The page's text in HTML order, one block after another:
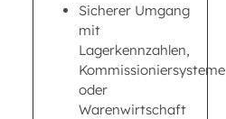
Sicherer Umgang
mit
Lagerkennzahlen,
oder
Warenwirtschaft